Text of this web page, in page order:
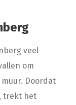
veel
om
Doordat
trekt het